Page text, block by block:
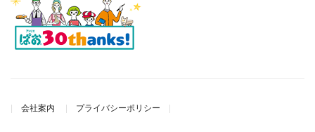
会社案内 プライバシーポリシー